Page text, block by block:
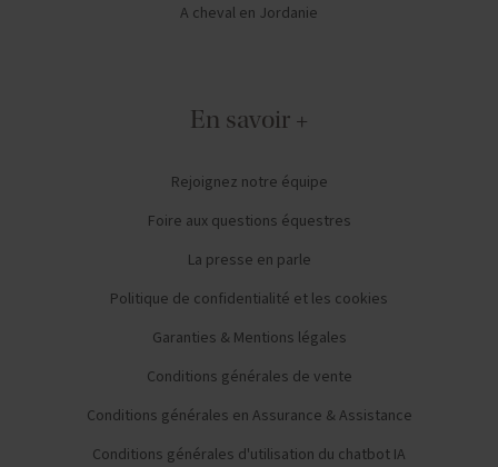
A cheval en Jordanie
En savoir +
Rejoignez notre équipe
Foire aux questions équestres
La presse en parle
Politique de confidentialité et les cookies
Garanties & Mentions légales
Conditions générales de vente
Conditions générales en Assurance & Assistance
Conditions générales d'utilisation du chatbot IA